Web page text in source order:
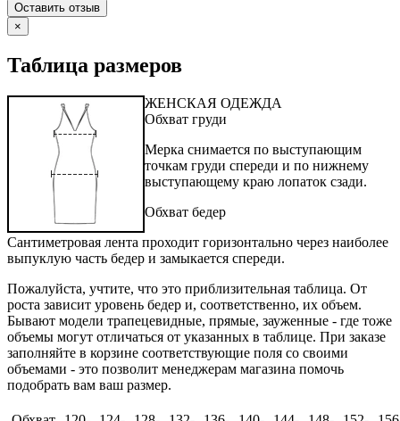
×
Таблица размеров
ЖЕНСКАЯ ОДЕЖДА
Обхват груди
Мерка снимается по выступающим
точкам груди спереди и по нижнему
выступающему краю лопаток сзади.
Обхват бедер
Сантиметровая лента проходит горизонтально через наиболее
выпуклую часть бедер и замыкается спереди.
Пожалуйста, учтите, что это приблизительная таблица. От
роста зависит уровень бедер и, соответственно, их объем.
Бывают модели трапецевидные, прямые, зауженные - где тоже
объемы могут отличаться от указанных в таблице. При заказе
заполняйте в корзине соответствующие поля со своими
объемами - это позволит менеджерам магазина помочь
подобрать вам ваш размер.